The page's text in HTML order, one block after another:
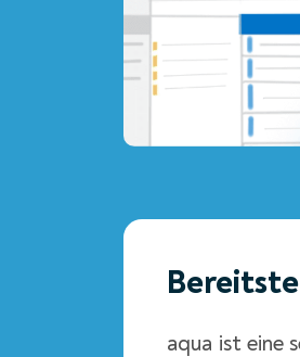
aqua ist eine